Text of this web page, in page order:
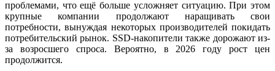
проблемами, что ещё больше усложняет ситуацию. При этом
крупные компании продолжают наращивать свои
потребности, вынуждая некоторых производителей покидать
потребительский рынок. SSD-накопители также дорожают из-
за возросшего спроса. Вероятно, в 2026 году рост цен
продолжится.